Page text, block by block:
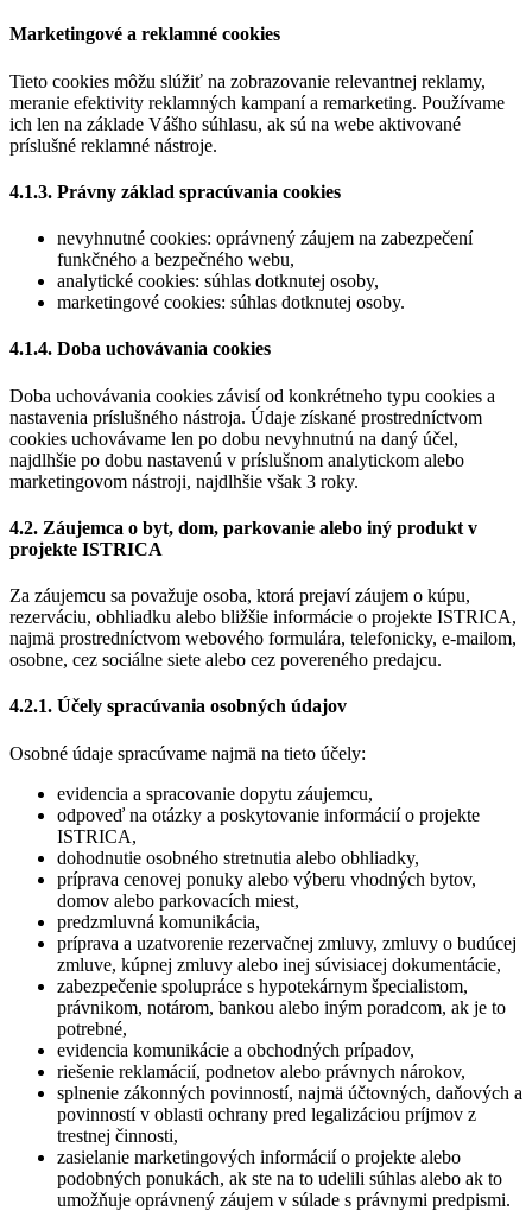
Marketingové a reklamné cookies
Tieto cookies môžu slúžiť na zobrazovanie relevantnej reklamy,
meranie efektivity reklamných kampaní a remarketing. Používame
ich len na základe Vášho súhlasu, ak sú na webe aktivované
príslušné reklamné nástroje.
4.1.3. Právny základ spracúvania cookies
nevyhnutné cookies: oprávnený záujem na zabezpečení
funkčného a bezpečného webu,
analytické cookies: súhlas dotknutej osoby,
marketingové cookies: súhlas dotknutej osoby.
4.1.4. Doba uchovávania cookies
Doba uchovávania cookies závisí od konkrétneho typu cookies a
nastavenia príslušného nástroja. Údaje získané prostredníctvom
cookies uchovávame len po dobu nevyhnutnú na daný účel,
najdlhšie po dobu nastavenú v príslušnom analytickom alebo
marketingovom nástroji, najdlhšie však 3 roky.
4.2. Záujemca o byt, dom, parkovanie alebo iný produkt v
projekte ISTRICA
Za záujemcu sa považuje osoba, ktorá prejaví záujem o kúpu,
rezerváciu, obhliadku alebo bližšie informácie o projekte ISTRICA,
najmä prostredníctvom webového formulára, telefonicky, e-mailom,
osobne, cez sociálne siete alebo cez povereného predajcu.
4.2.1. Účely spracúvania osobných údajov
Osobné údaje spracúvame najmä na tieto účely:
evidencia a spracovanie dopytu záujemcu,
odpoveď na otázky a poskytovanie informácií o projekte
ISTRICA,
dohodnutie osobného stretnutia alebo obhliadky,
príprava cenovej ponuky alebo výberu vhodných bytov,
domov alebo parkovacích miest,
predzmluvná komunikácia,
príprava a uzatvorenie rezervačnej zmluvy, zmluvy o budúcej
zmluve, kúpnej zmluvy alebo inej súvisiacej dokumentácie,
zabezpečenie spolupráce s hypotekárnym špecialistom,
právnikom, notárom, bankou alebo iným poradcom, ak je to
potrebné,
evidencia komunikácie a obchodných prípadov,
riešenie reklamácií, podnetov alebo právnych nárokov,
splnenie zákonných povinností, najmä účtovných, daňových a
povinností v oblasti ochrany pred legalizáciou príjmov z
trestnej činnosti,
zasielanie marketingových informácií o projekte alebo
podobných ponukách, ak ste na to udelili súhlas alebo ak to
umožňuje oprávnený záujem v súlade s právnymi predpismi.